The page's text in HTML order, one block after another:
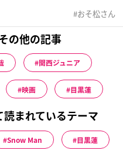
おそ松さん
の他の記事
関西ジュニア
映画 目黒蓮
まれているテーマ
Snow Man 目黒蓮